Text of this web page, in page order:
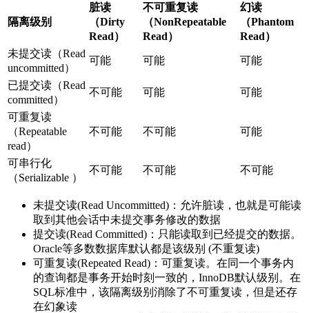
隔离级别
脏读
（Dirty
Read）
不可重复读
（NonRepeatable
Read）
幻读
（Phantom
Read）
未提交读（Read
uncommitted）
可能 可能 可能
已提交读（Read
committed）
不可能 可能 可能
可重复读
（Repeatable
read）
不可能 不可能 可能
可串行化
（Serializable ）
不可能 不可能 不可能
未提交读(Read Uncommitted)：允许脏读，也就是可能读
取到其他会话中未提交事务修改的数据
提交读(Read Committed)：只能读取到已经提交的数据。
Oracle等多数数据库默认都是该级别 (不重复读)
可重复读(Repeated Read)：可重复读。在同一个事务内
的查询都是事务开始时刻一致的，InnoDB默认级别。在
SQL标准中，该隔离级别消除了不可重复读，但是还存
在幻象读